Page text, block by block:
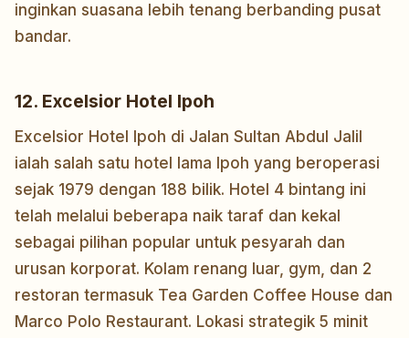
inginkan suasana lebih tenang berbanding pusat
bandar.
12. Excelsior Hotel Ipoh
Excelsior Hotel Ipoh di Jalan Sultan Abdul Jalil
ialah salah satu hotel lama Ipoh yang beroperasi
sejak 1979 dengan 188 bilik. Hotel 4 bintang ini
telah melalui beberapa naik taraf dan kekal
sebagai pilihan popular untuk pesyarah dan
urusan korporat. Kolam renang luar, gym, dan 2
restoran termasuk Tea Garden Coffee House dan
Marco Polo Restaurant. Lokasi strategik 5 minit